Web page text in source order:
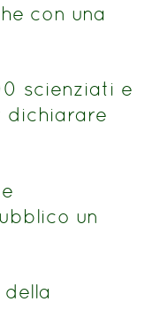
con una
scienziati e
dichiarare
un